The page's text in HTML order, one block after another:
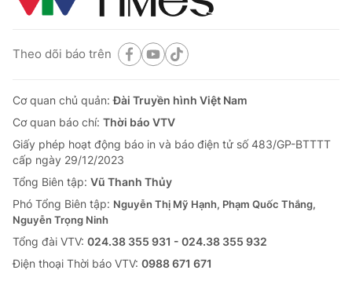
Theo dõi báo trên
Cơ quan chủ quản:Đài Truyền hình Việt Nam
Cơ quan báo chí: Thời báo VTV
Giấy phép hoạt động báo in và báo điện tử số 483/GP-BTTTT
cấp ngày 29/12/2023
Tổng Biên tập: Vũ Thanh Thủy
Phó Tổng Biên tập: Nguyễn Thị Mỹ Hạnh, Phạm Quốc Thắng,
Nguyễn Trọng Ninh
Tổng đài VTV: 024.38 355 931 - 024.38 355 932
Ðiện thoại Thời báo VTV: 0988 671 671